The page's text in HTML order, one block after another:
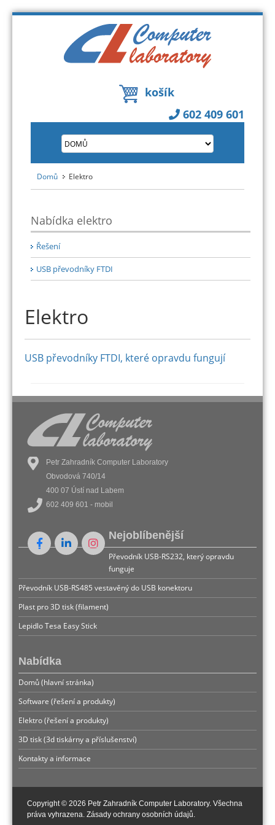
košík
602 409 601
Domů Elektro
Nabídka elektro
Řešení
USB převodníky FTDI
Elektro
USB převodníky FTDI, které opravdu fungují
Petr Zahradník Computer Laboratory
Obvodová 740/14
400 07 Ústí nad Labem
602 409 601 - mobil
Nejoblíbenější
Převodník USB-RS232, který opravdu
funguje
Převodník USB-RS485 vestavěný do USB konektoru
Plast pro 3D tisk (filament)
Lepidlo Tesa Easy Stick
Nabídka
Domů (hlavní stránka)
Software (řešení a produkty)
Elektro (řešení a produkty)
3D tisk (3d tiskárny a příslušenství)
Kontakty a informace
Copyright © 2026 Petr Zahradník Computer Laboratory. Všechna
práva vyhrazena. Zásady ochrany osobních údajů.